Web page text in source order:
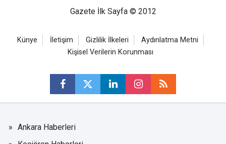
Gazete İlk Sayfa © 2012
Künye İletişim Gizlilik İlkeleri
Aydınlatma Metni
Kişisel Verilerin Korunması
Ankara Haberleri